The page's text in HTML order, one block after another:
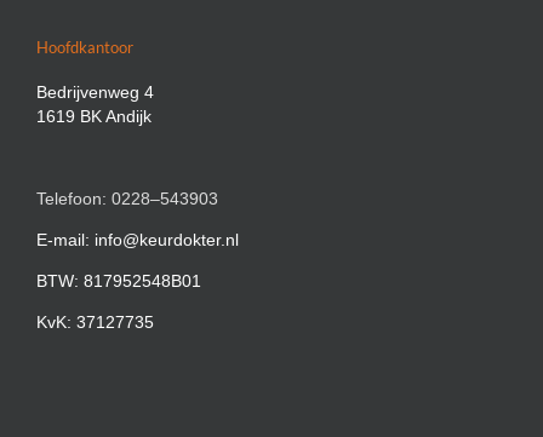
Hoofdkantoor
Bedrijvenweg 4
1619 BK Andijk
Telefoon: 0228–543903
E-mail: info@keurdokter.nl
BTW: 817952548B01
KvK: 37127735